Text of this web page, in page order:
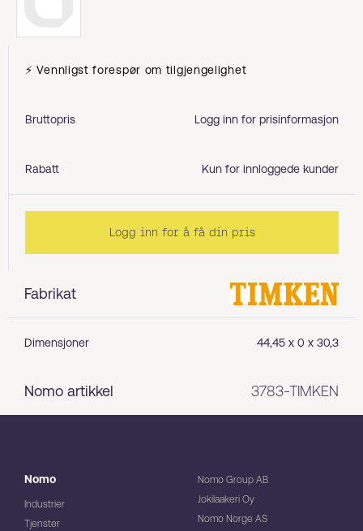
Fabrikat
Dimensjoner 44,45 x 0 x 30,3
Nomo artikkel 3783-TIMKEN
⚡ Vennligst forespør om tilgjengelighet
Bruttopris Logg inn for prisinformasjon
Rabatt Kun for innloggede kunder
Logg inn for å få din pris
Nomo
Industrier
Tjenster
Nomo Group AB
Jokilaakeri Oy
Nomo Norge AS